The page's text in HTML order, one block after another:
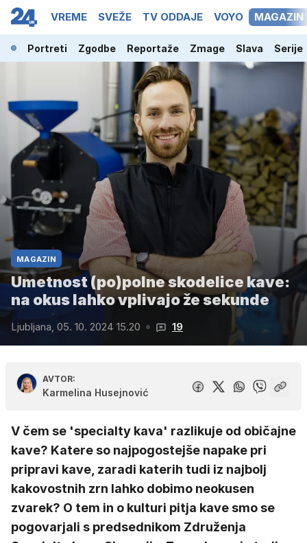
VREME SVEŽE TV ODDAJE VOYO MAGAZIN
Portreti Zgodbe Reportaže Zmage Slava Serije
MAGAZIN
Umetnost (po)polne skodelice kave:
na okus lahko vplivajo že sekunde
Ljubljana, 05. 10. 2024 15.20 19
AVTOR:
Karmelina Husejnović
V čem se 'specialty kava' razlikuje od običajne
kave? Katere so najpogostejše napake pri
pripravi kave, zaradi katerih tudi iz najbolj
kakovostnih zrn lahko dobimo neokusen
zvarek? O tem in o kulturi pitja kave smo se
pogovarjali s predsednikom Združenja